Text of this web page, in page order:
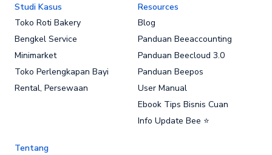
Studi Kasus
Toko Roti Bakery
Bengkel Service
Minimarket
Toko Perlengkapan Bayi
Rental, Persewaan
Resources
Blog
Panduan Beeaccounting
Panduan Beecloud 3.0
Panduan Beepos
User Manual
Ebook Tips Bisnis Cuan
Info Update Bee ⭐
Tentang